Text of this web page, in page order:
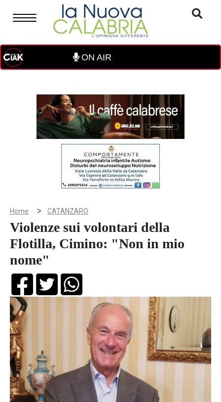
ON AIR
Home > CATANZARO
Violenze sui volontari della
Flotilla, Cimino: "Non in mio
nome"